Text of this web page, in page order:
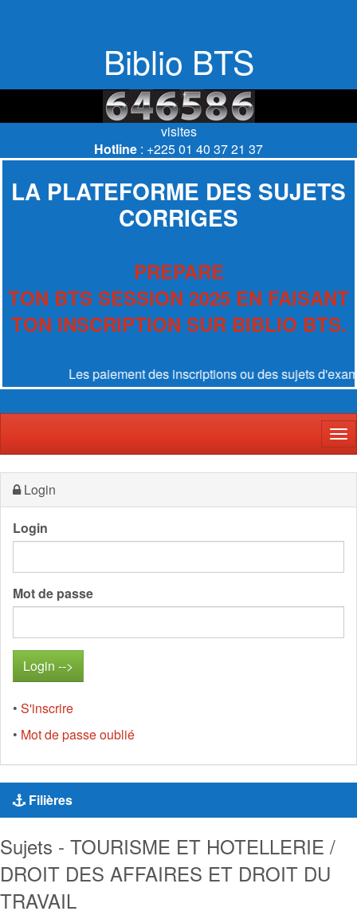
Biblio BTS
visites
Hotline : +225 01 40 37 21 37
LA PLATEFORME DES SUJETS
CORRIGES
PREPARE
TON BTS SESSION 2025 EN FAISANT
TON INSCRIPTION SUR BIBLIO BTS.
Les paiement des inscriptions ou des sujets
Login
Login
Mot de passe
• S'inscrire
• Mot de passe oublié
Filières
Sujets - TOURISME ET HOTELLERIE /
DROIT DES AFFAIRES ET DROIT DU
TRAVAIL